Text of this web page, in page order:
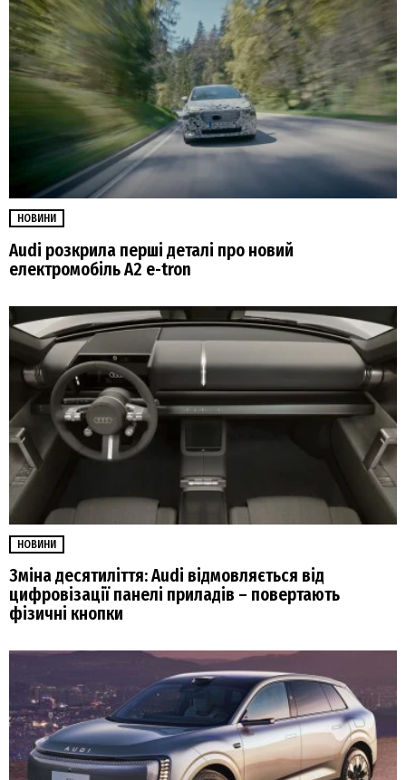
НОВИНИ
Audi розкрила перші деталі про новий
електромобіль A2 e-tron
НОВИНИ
Зміна десятиліття: Audi відмовляється від
цифровізації панелі приладів – повертають
фізичні кнопки